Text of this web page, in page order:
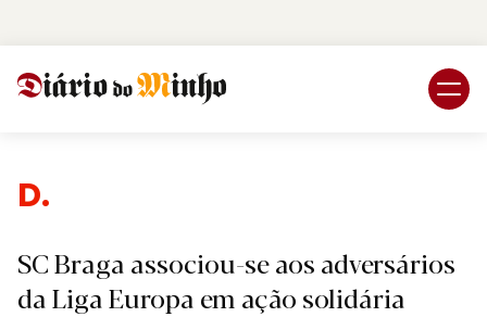
Des
SC Braga associou-se aos adversários
da Liga Europa em ação solidária